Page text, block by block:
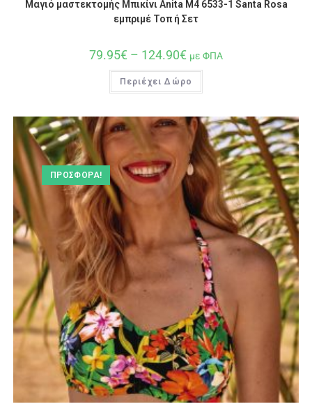
Μαγιό μαστεκτομής Μπικίνι Anita M4 6533-1 Santa Rosa
εμπριμέ Τοπ ή Σετ
79.95€ – 124.90€ με ΦΠΑ
Περιέχει Δώρο
ΠΡΟΣΦΟΡΆ!